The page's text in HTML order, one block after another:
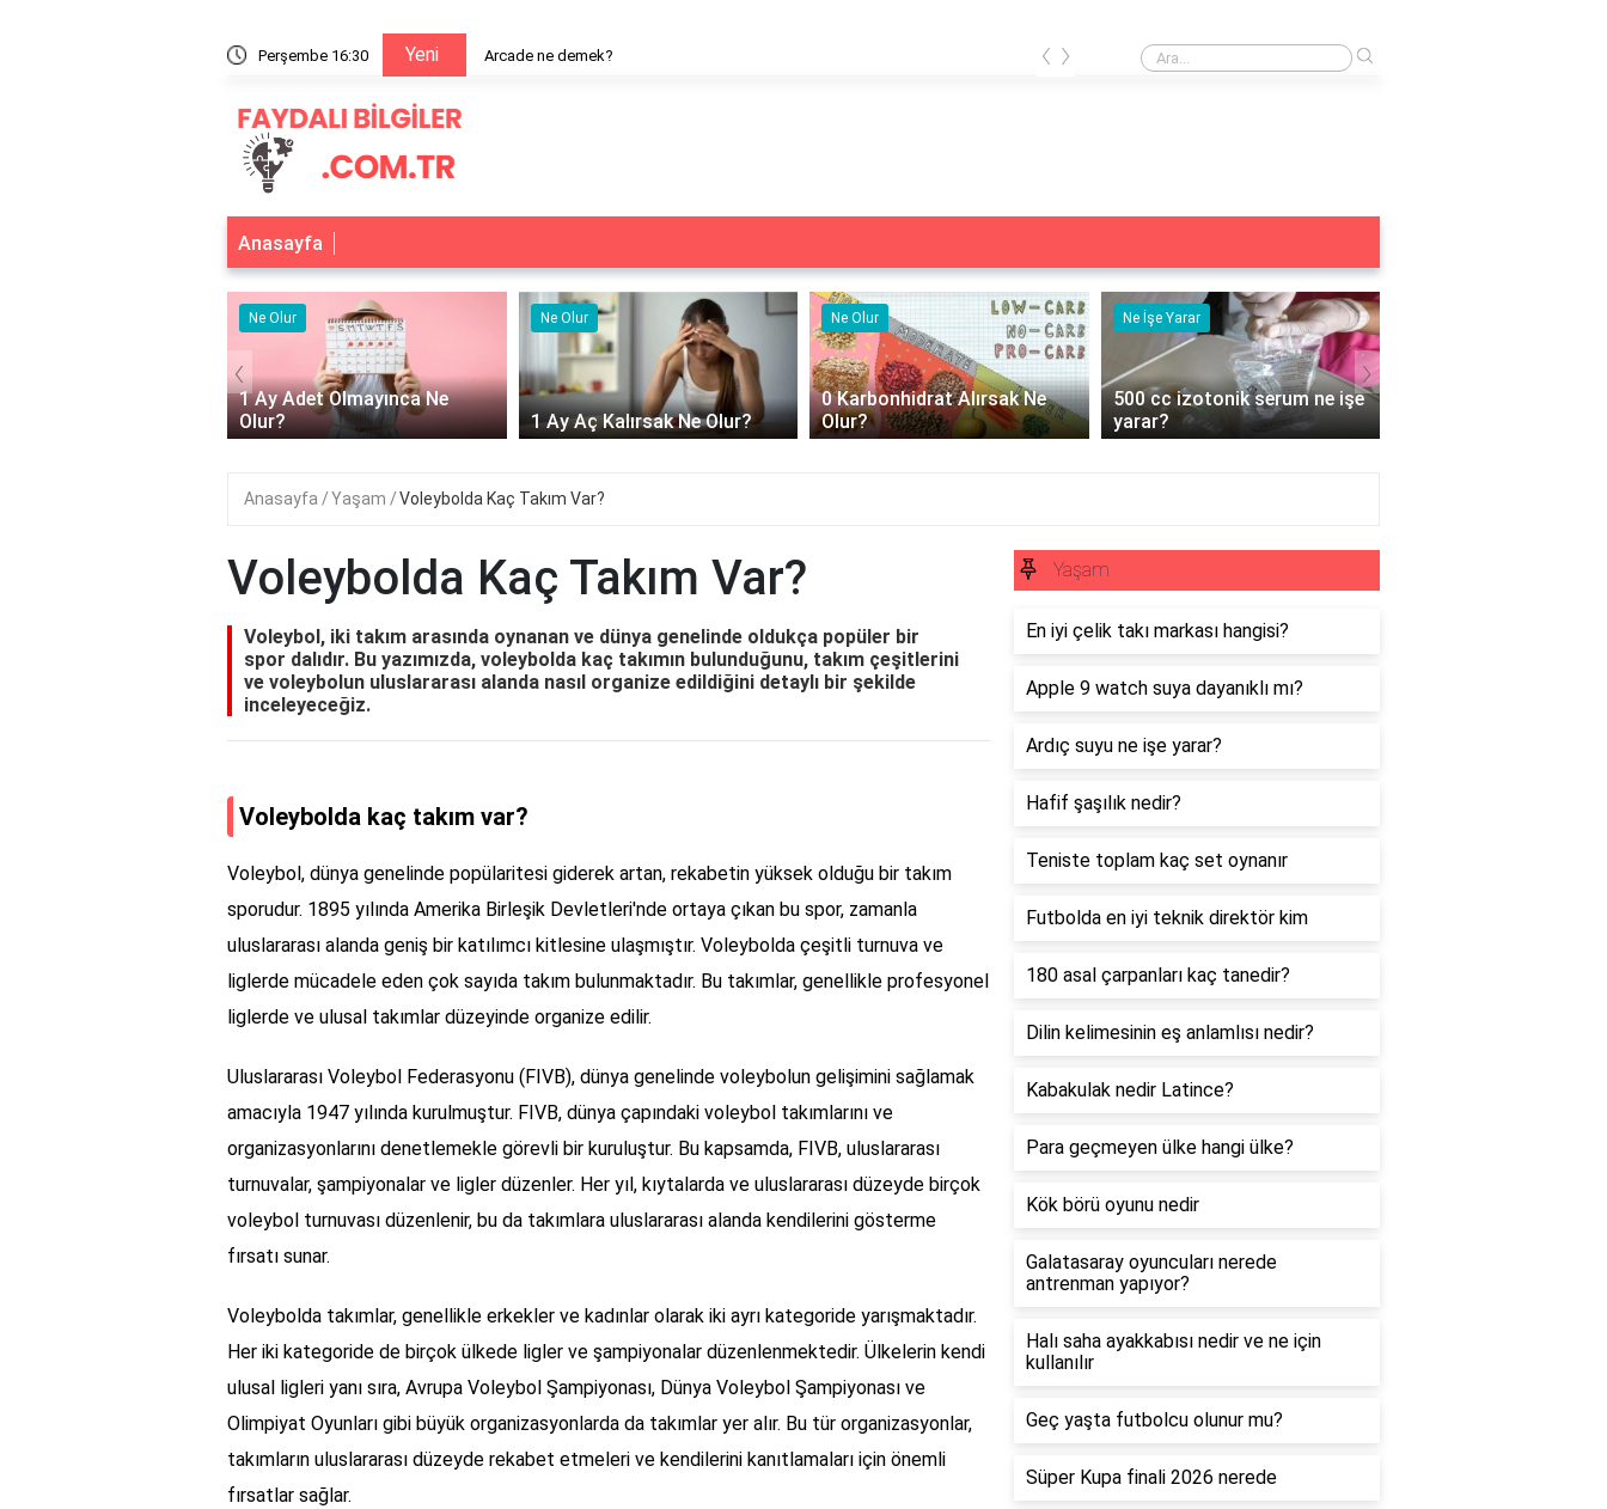
Perşembe 16:30 Yeni Arcade ne demek? Arcade ne demek?
‹ ›
Anasayfa
Ne Olur
1 Ay Adet Olmayınca Ne
Olur?
Ne Olur
1 Ay Aç Kalırsak Ne Olur?
Ne Olur
0 Karbonhidrat Alırsak Ne
Olur?
Ne İşe Yarar
500 cc izotonik serum ne işe
yarar?
‹ ›
Anasayfa Yaşam Voleybolda Kaç Takım Var?
Voleybolda Kaç Takım Var?
Voleybol, iki takım arasında oynanan ve dünya genelinde oldukça popüler bir
spor dalıdır. Bu yazımızda, voleybolda kaç takımın bulunduğunu, takım çeşitlerini
ve voleybolun uluslararası alanda nasıl organize edildiğini detaylı bir şekilde
inceleyeceğiz.
Voleybolda kaç takım var?
Voleybol, dünya genelinde popülaritesi giderek artan, rekabetin yüksek olduğu bir takım
sporudur. 1895 yılında Amerika Birleşik Devletleri'nde ortaya çıkan bu spor, zamanla
uluslararası alanda geniş bir katılımcı kitlesine ulaşmıştır. Voleybolda çeşitli turnuva ve
liglerde mücadele eden çok sayıda takım bulunmaktadır. Bu takımlar, genellikle profesyonel
liglerde ve ulusal takımlar düzeyinde organize edilir.
Uluslararası Voleybol Federasyonu (FIVB), dünya genelinde voleybolun gelişimini sağlamak
amacıyla 1947 yılında kurulmuştur. FIVB, dünya çapındaki voleybol takımlarını ve
organizasyonlarını denetlemekle görevli bir kuruluştur. Bu kapsamda, FIVB, uluslararası
turnuvalar, şampiyonalar ve ligler düzenler. Her yıl, kıytalarda ve uluslararası düzeyde birçok
voleybol turnuvası düzenlenir, bu da takımlara uluslararası alanda kendilerini gösterme
fırsatı sunar.
Voleybolda takımlar, genellikle erkekler ve kadınlar olarak iki ayrı kategoride yarışmaktadır.
Her iki kategoride de birçok ülkede ligler ve şampiyonalar düzenlenmektedir. Ülkelerin kendi
ulusal ligleri yanı sıra, Avrupa Voleybol Şampiyonası, Dünya Voleybol Şampiyonası ve
Olimpiyat Oyunları gibi büyük organizasyonlarda da takımlar yer alır. Bu tür organizasyonlar,
takımların uluslararası düzeyde rekabet etmeleri ve kendilerini kanıtlamaları için önemli
fırsatlar sağlar.
Yaşam
En iyi çelik takı markası hangisi?
Apple 9 watch suya dayanıklı mı?
Ardıç suyu ne işe yarar?
Hafif şaşılık nedir?
Teniste toplam kaç set oynanır
Futbolda en iyi teknik direktör kim
180 asal çarpanları kaç tanedir?
Dilin kelimesinin eş anlamlısı nedir?
Kabakulak nedir Latince?
Para geçmeyen ülke hangi ülke?
Kök börü oyunu nedir
Galatasaray oyuncuları nerede
antrenman yapıyor?
Halı saha ayakkabısı nedir ve ne için
kullanılır
Geç yaşta futbolcu olunur mu?
Süper Kupa finali 2026 nerede